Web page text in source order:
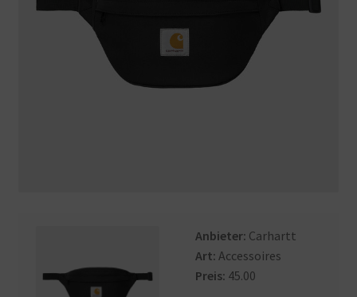
Anbieter: Carhartt
Art:Accessoires
Preis: 45.00